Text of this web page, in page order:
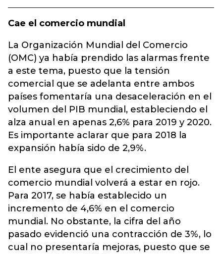
Cae el comercio mundial
La Organización Mundial del Comercio
(OMC) ya había prendido las alarmas frente
a este tema, puesto que la tensión
comercial que se adelanta entre ambos
países fomentaría una desaceleración en el
volumen del PIB mundial, estableciendo el
alza anual en apenas 2,6% para 2019 y 2020.
Es importante aclarar que para 2018 la
expansión había sido de 2,9%.
El ente asegura que el crecimiento del
comercio mundial volverá a estar en rojo.
Para 2017, se había establecido un
incremento de 4,6% en el comercio
mundial. No obstante, la cifra del año
pasado evidenció una contracción de 3%, lo
cual no presentaría mejoras, puesto que se